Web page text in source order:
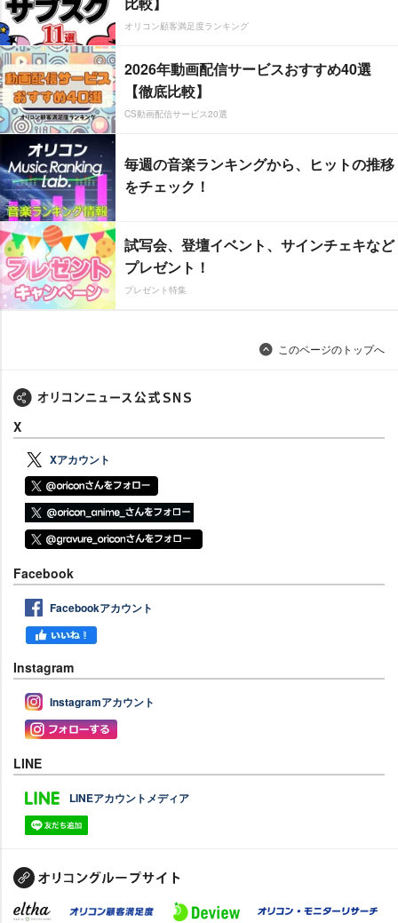
オリコン顧客満足度ランキング
2026年動画配信サービスおすすめ40選
【徹底比較】
CS動画配信サービス20選
毎週の音楽ランキングから、ヒットの推移
をチェック！
試写会、登壇イベント、サインチェキなど
プレゼント！
プレゼント特集
このページのトップへ
X
Xアカウント
Facebook
Facebookアカウント
Instagram
Instagramアカウント
LINE
LINEアカウントメディア